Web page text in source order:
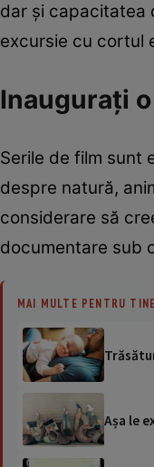
dar și capacitatea
excursie cu cortul
Inaugurați
Serile de film sunt
despre natură,
considerare să
documentare sub
MAI MULTE PENTRU TINE
Așa le